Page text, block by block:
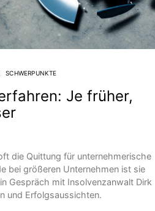
SCHWERPUNKTE
Je früher,
die Quittung für unternehmerische
bei größeren Unternehmen ist sie
Gespräch mit Insolvenzanwalt Dirk
und Erfolgsaussichten.